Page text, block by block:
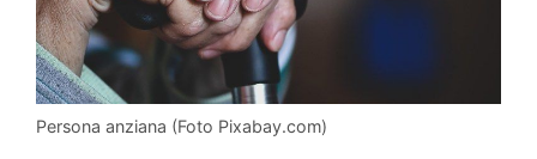
Persona anziana (Foto Pixabay.com)